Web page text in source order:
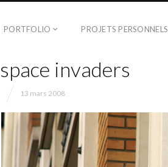
PORTFOLIO PROJETS PERSONNELS
space invaders
13 mars 2008